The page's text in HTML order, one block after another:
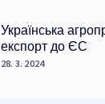
Українська
експорт до ЄС
28. 3. 2024